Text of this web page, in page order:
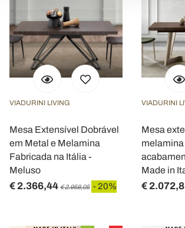
modificare o ritirare il tuo consenso in
dalla Dichiarazione sui cookie.
Utilizziamo i cookie per personalizzare
annunci, per fornire funzionalità dei
analizzare il nostro traffico. Condividiamo
nostri partner che si occupano di analisi
con altre informazioni che ha fornito loro
raccolto dal suo utilizzo dei loro servizi.
VIADURINI LIVING
Mesa Extensível Dobrável
em Metal e Melamina
Fabricada na Itália -
Meluso
€ 2.366,44 € 2.958,05 - 20%
VIADURINI
Mesa
melamina
Made in
€